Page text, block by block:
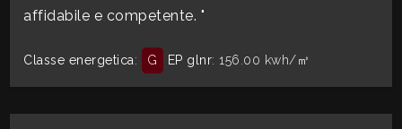
affidabile e competente. "
Classe energetica: G EP glnr: 156.00 kwh/㎥
2
3
4